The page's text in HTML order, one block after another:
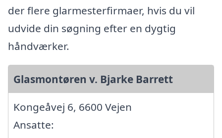
der flere glarmesterfirmaer, hvis du vil
udvide din søgning efter en dygtig
håndværker.
Glasmontøren v. Bjarke Barrett
Kongeåvej 6, 6600 Vejen
Ansatte: